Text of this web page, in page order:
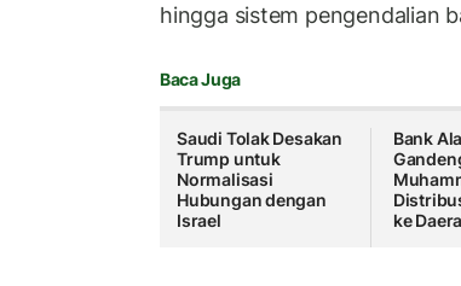
hingga sistem pengendalian
Baca Juga
Saudi Tolak Desakan
Trump untuk
Normalisasi
Hubungan dengan
Israel
Bank
ke